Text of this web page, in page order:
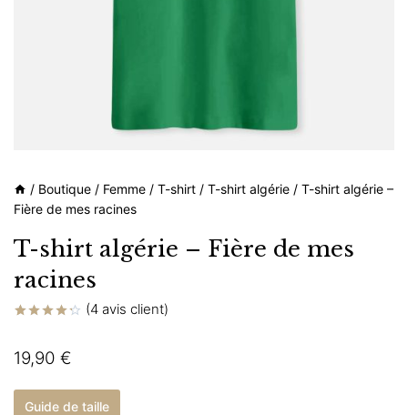
/ Boutique / Femme / T-shirt / T-shirt algérie / T-shirt algérie –
Fière de mes racines
T-shirt algérie – Fière de mes
racines
5 basé
client
(4 avis client)
19,90 €
Guide de taille